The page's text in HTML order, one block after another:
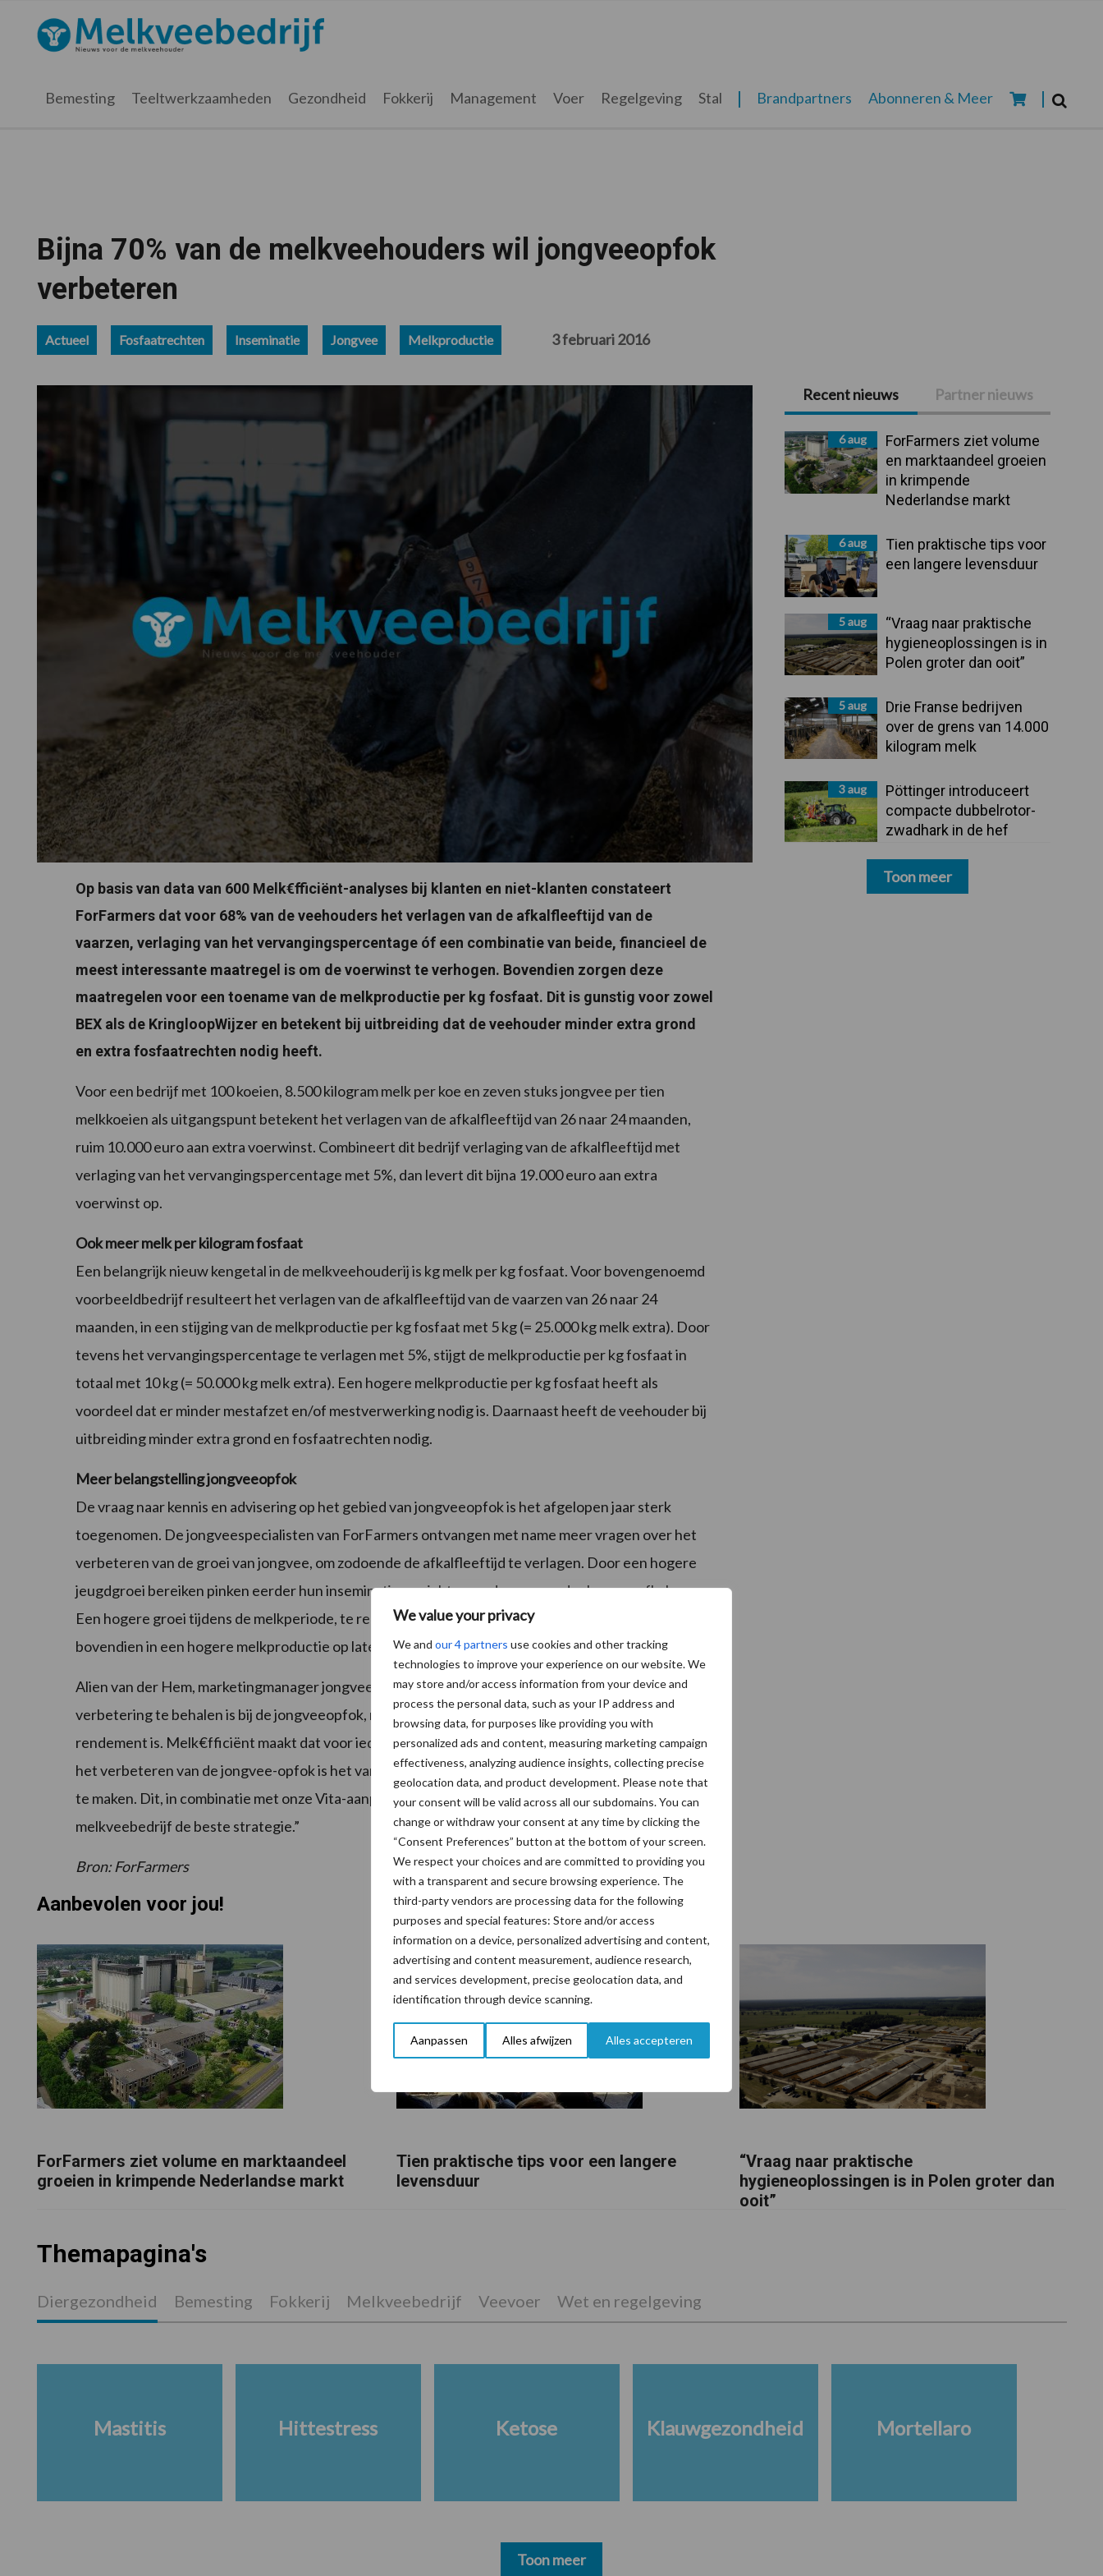
We value your privacy
We and our 4 partners use cookies and other tracking
technologies to improve your experience on our website. We
may store and/or access information from your device and
process the personal data, such as your IP address and
browsing data, for purposes like providing you with
personalized ads and content, measuring marketing campaign
effectiveness, analyzing audience insights, collecting precise
geolocation data, and product development. Please note that
your consent will be valid across all our subdomains. You can
change or withdraw your consent at any time by clicking the
“Consent Preferences” button at the bottom of your screen.
We respect your choices and are committed to providing you
with a transparent and secure browsing experience. The
third-party vendors are processing data for the following
purposes and special features: Store and/or access
information on a device, personalized advertising and content,
advertising and content measurement, audience research,
and services development, precise geolocation data, and
identification through device scanning.
Aanpassen Alles afwijzen Alles accepteren
hoofdnavigatie
hoofd
eerste
voettekst
Melkveebedrijf.nl
Bemesting Teeltwerkzaamheden Gezondheid Fokkerij Management Voer Regelgeving Stal Brandpartners Abonneren & Meer
Bijna 70% van de melkveehouders wil jongveeopfok
verbeteren
Actueel Fosfaatrechten Inseminatie Jongvee Melkproductie 3 februari 2016
Op basis van data van 600 Melk€fficiënt-analyses bij klanten en niet-klanten constateert
ForFarmers dat voor 68% van de veehouders het verlagen van de afkalfleeftijd van de
vaarzen, verlaging van het vervangingspercentage óf een combinatie van beide, financieel de
meest interessante maatregel is om de voerwinst te verhogen. Bovendien zorgen deze
maatregelen voor een toename van de melkproductie per kg fosfaat. Dit is gunstig voor zowel
BEX als de KringloopWijzer en betekent bij uitbreiding dat de veehouder minder extra grond
en extra fosfaatrechten nodig heeft.
Voor een bedrijf met 100 koeien, 8.500 kilogram melk per koe en zeven stuks jongvee per tien
melkkoeien als uitgangspunt betekent het verlagen van de afkalfleeftijd van 26 naar 24 maanden,
ruim 10.000 euro aan extra voerwinst. Combineert dit bedrijf verlaging van de afkalfleeftijd met
verlaging van het vervangingspercentage met 5%, dan levert dit bijna 19.000 euro aan extra
voerwinst op.
Ook meer melk per kilogram fosfaat
Een belangrijk nieuw kengetal in de melkveehouderij is kg melk per kg fosfaat. Voor bovengenoemd
voorbeeldbedrijf resulteert het verlagen van de afkalfleeftijd van de vaarzen van 26 naar 24
maanden, in een stijging van de melkproductie per kg fosfaat met 5 kg (= 25.000 kg melk extra). Door
tevens het vervangingspercentage te verlagen met 5%, stijgt de melkproductie per kg fosfaat in
totaal met 10 kg (= 50.000 kg melk extra). Een hogere melkproductie per kg fosfaat heeft als
voordeel dat er minder mestafzet en/of mestverwerking nodig is. Daarnaast heeft de veehouder bij
uitbreiding minder extra grond en fosfaatrechten nodig.
Meer belangstelling jongveeopfok
De vraag naar kennis en advisering op het gebied van jongveeopfok is het afgelopen jaar sterk
toegenomen. De jongveespecialisten van ForFarmers ontvangen met name meer vragen over het
verbeteren van de groei van jongvee, om zodoende de afkalfleeftijd te verlagen. Door een hogere
jeugdgroei bereiken pinken eerder hun inseminatiegewicht, waardoor ze eerder kunnen afkalven.
Een hogere groei tijdens de melkperiode, te realiseren met een intensief melkschema, resulteert
bovendien in een hogere melkproductie op latere leeftijd.
Alien van der Hem, marketingmanager jongvee licht toe: “Veehouders beseffen dat er nog veel
verbetering te behalen is bij de jongveeopfok, maar ze hebben geen idee hoe groot het verborgen
rendement is. Melk€fficiënt maakt dat voor iedere bedrijfssituatie in één oogopslag duidelijk. Voor
het verbeteren van de jongvee-opfok is het van belang om per bedrijf een praktisch plan van aanpak
te maken. Dit, in combinatie met onze Vita-aanpak voor de opfok van jongvee, geeft op ieder
melkveebedrijf de beste strategie.”
Bron: ForFarmers
Primaire
Sidebar
Recent nieuws Partner nieuws
6 aug
ForFarmers ziet volume
en marktaandeel groeien
in krimpende
Nederlandse markt
6 aug
Tien praktische tips voor
een langere levensduur
5 aug
“Vraag naar praktische
hygieneoplossingen is in
Polen groter dan ooit”
5 aug
Drie Franse bedrijven
over de grens van 14.000
kilogram melk
3 aug
Pöttinger introduceert
compacte dubbelrotor-
zwadhark in de hef
Toon meer
Aanbevolen voor jou!
ForFarmers ziet volume en marktaandeel
groeien in krimpende Nederlandse markt
Tien praktische tips voor een langere
levensduur
“Vraag naar praktische
hygieneoplossingen is in Polen groter dan
ooit”
Themapagina's
Diergezondheid Bemesting Fokkerij Melkveebedrijf Veevoer Wet en regelgeving
Mastitis Hittestress Ketose Klauwgezondheid Mortellaro
Toon meer